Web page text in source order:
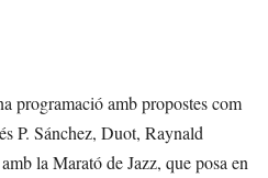
programació amb propostes com
P. Sánchez, Duot, Raynald
la Marató de Jazz, que posa en